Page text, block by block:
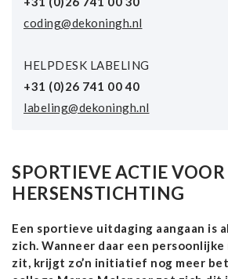
coding@dekoningh.nl
HELPDESK LABELING
+31 (0)26 741 00 40
labeling@dekoningh.nl
SPORTIEVE ACTIE VOOR
HERSENSTICHTING
Een sportieve uitdaging aangaan is
zich. Wanneer daar een
zit, krijgt zo’n initiatief nog meer